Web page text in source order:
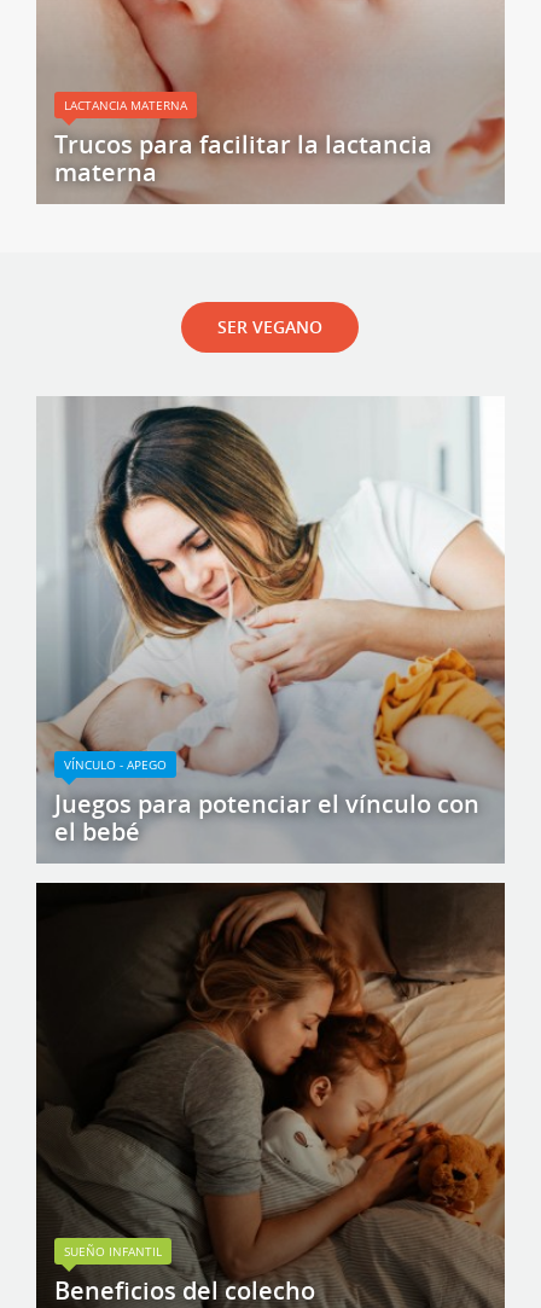
LACTANCIA MATERNA
Trucos para facilitar la lactancia
materna
SER VEGANO
VÍNCULO - APEGO
Juegos para potenciar el vínculo con
el bebé
SUEÑO INFANTIL
Beneficios del colecho